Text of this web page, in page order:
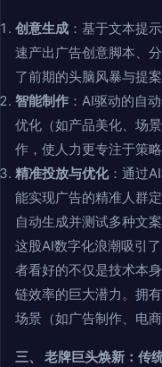
创意生成 ：基于文本提
速产出广告创意脚本、
了前期的头脑风暴与提案
智能制作 ：AI驱动的自
优化（如产品美化、场
作，使人力更专注于策
精准投放与优化：通过
能实现广告的精准人群
自动生成并测试多种文
这股AI数字化浪潮吸引
者看好的不仅是技术本
链效率的巨大潜力。拥
场景（如广告制作、电
三、 老牌巨头焕新：传